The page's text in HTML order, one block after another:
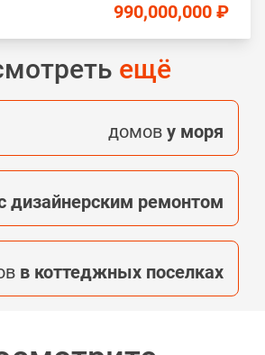
990,000,000 ₽
ещё
домов у моря
дизайнерским ремонтом
в коттеджных поселках